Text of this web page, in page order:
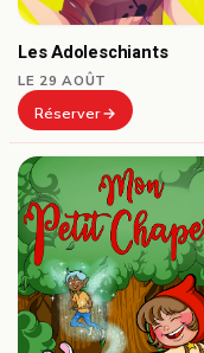
Les Adoleschiants
LE 29 AOÛT
Réserver